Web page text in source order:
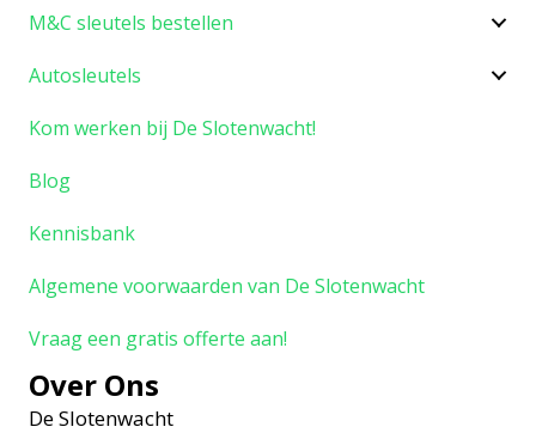
M&C sleutels bestellen
Autosleutels
Kom werken bij De Slotenwacht!
Blog
Kennisbank
Algemene voorwaarden van De Slotenwacht
Vraag een gratis offerte aan!
Over Ons
De Slotenwacht